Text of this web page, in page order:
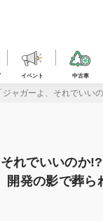
イベント 中古車
「ジャガーよ、それでいい
それでいいのか
開発の影で葬ら